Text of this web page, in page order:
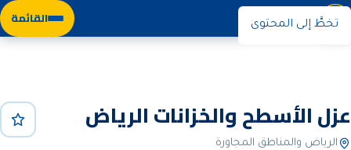
تخطَّ إلى المحتوى القائمة نوران
عزل الأسطح والخزانات الرياض
الرياض والمناطق المجاورة